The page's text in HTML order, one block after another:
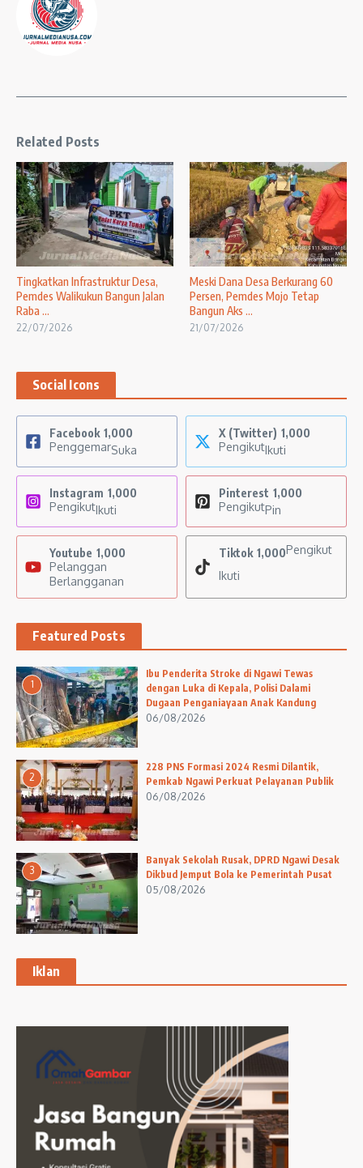
Related Posts
Tingkatkan Infrastruktur Desa,
Pemdes Walikukun Bangun Jalan
Raba ...
22/07/2026
Meski Dana Desa Berkurang 60
Persen, Pemdes Mojo Tetap
Bangun Aks ...
21/07/2026
Social Icons
Facebook 1,000
PenggemarSuka
X (Twitter) 1,000
PengikutIkuti
Instagram 1,000
PengikutIkuti
Pinterest 1,000
PengikutPin
Youtube 1,000
Pelanggan
Berlangganan
Tiktok 1,000Pengikut
Ikuti
Featured Posts
1
Ibu Penderita Stroke di Ngawi Tewas
dengan Luka di Kepala, Polisi Dalami
Dugaan Penganiayaan Anak Kandung
06/08/2026
2
228 PNS Formasi 2024 Resmi Dilantik,
Pemkab Ngawi Perkuat Pelayanan Publik
06/08/2026
3
Banyak Sekolah Rusak, DPRD Ngawi Desak
Dikbud Jemput Bola ke Pemerintah Pusat
05/08/2026
Iklan